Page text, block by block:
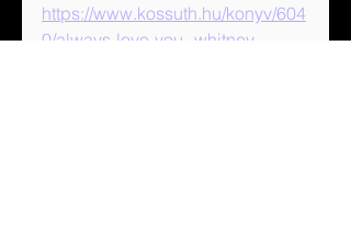
https://www.kossuth.hu/konyv/604
0/always-love-you--whitney-